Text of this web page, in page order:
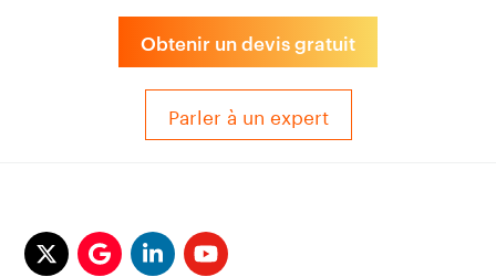
Obtenir un devis gratuit
Parler à un expert